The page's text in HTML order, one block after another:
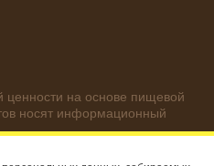
на основе пищевой
носят информационный